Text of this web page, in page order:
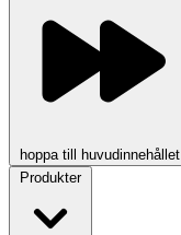
hoppa till huvudinnehållet
Produkter